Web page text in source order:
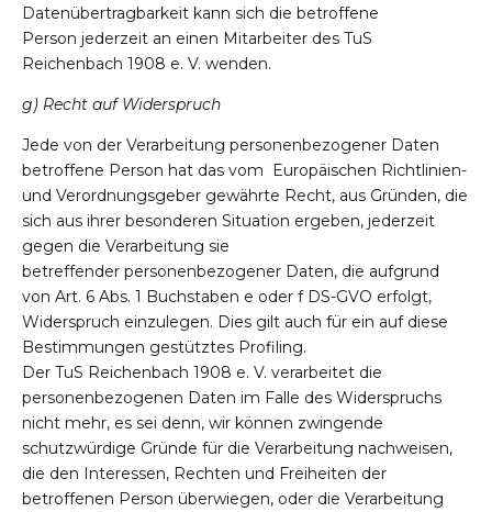
Datenübertragbarkeit kann sich die betroffene
Person jederzeit an einen Mitarbeiter des TuS
Reichenbach 1908 e. V. wenden.
g) Recht auf Widerspruch
Jede von der Verarbeitung personenbezogener Daten
betroffene Person hat das vom Europäischen Richtlinien-
und Verordnungsgeber gewährte Recht, aus Gründen, die
sich aus ihrer besonderen Situation ergeben, jederzeit
gegen die Verarbeitung sie
betreffender personenbezogener Daten, die aufgrund
von Art. 6 Abs. 1 Buchstaben e oder f DS-GVO erfolgt,
Widerspruch einzulegen. Dies gilt auch für ein auf diese
Bestimmungen gestütztes Profiling.
Der TuS Reichenbach 1908 e. V. verarbeitet die
personenbezogenen Daten im Falle des Widerspruchs
nicht mehr, es sei denn, wir können zwingende
schutzwürdige Gründe für die Verarbeitung nachweisen,
die den Interessen, Rechten und Freiheiten der
betroffenen Person überwiegen, oder die Verarbeitung